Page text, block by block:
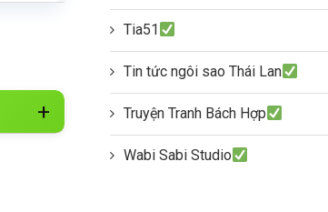
Tia51
Tin tức ngôi sao Thái Lan
Truyện Tranh Bách Hợp
Wabi Sabi Studio